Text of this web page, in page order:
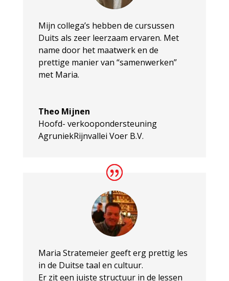
Mijn collega’s hebben de cursussen
Duits als zeer leerzaam ervaren. Met
name door het maatwerk en de
prettige manier van “samenwerken”
met Maria.
Theo Mijnen
Hoofd- verkoopondersteuning
AgruniekRijnvallei Voer B.V.
Maria Stratemeier geeft erg prettig les
in de Duitse taal en cultuur.
Er zit een juiste structuur in de lessen